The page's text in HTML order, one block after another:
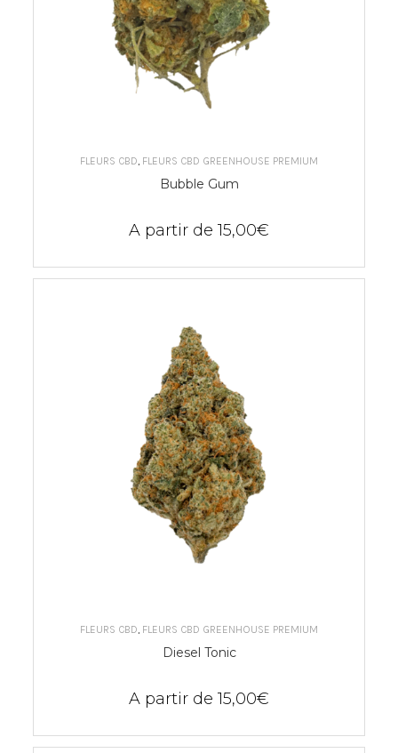
CHOIX DES OPTIONS
FLEURS CBD FLEURS CBD GREENHOUSE PREMIUM
Bubble Gum
A partir de 15,00€
CHOIX DES OPTIONS
FLEURS CBD, FLEURS CBD GREENHOUSE PREMIUM
Diesel Tonic
A partir de 15,00€